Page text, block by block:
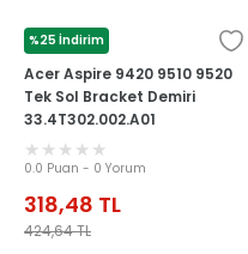
%25 İndirim
ACER
Acer Aspire 9420 9510 9520
Tek Sol Bracket Demiri
33.4T302.002.A01
0.0 Puan - 0 Yorum
318,48 TL
424,64TL